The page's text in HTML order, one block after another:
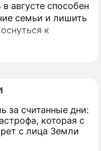
СТИЛЬ ЖИЗНИ
за считанные дни:
которая с
с лица Земли
августе способен
семьи и лишить
к